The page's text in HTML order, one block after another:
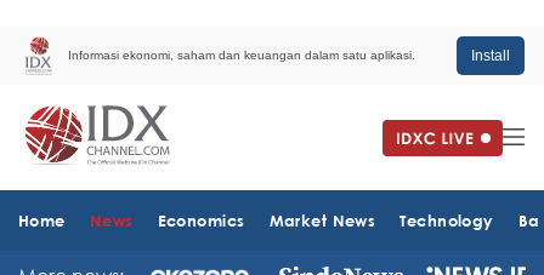
Informasi ekonomi, saham dan keuangan dalam satu aplikasi. Install
Home News Economics Market News Technology